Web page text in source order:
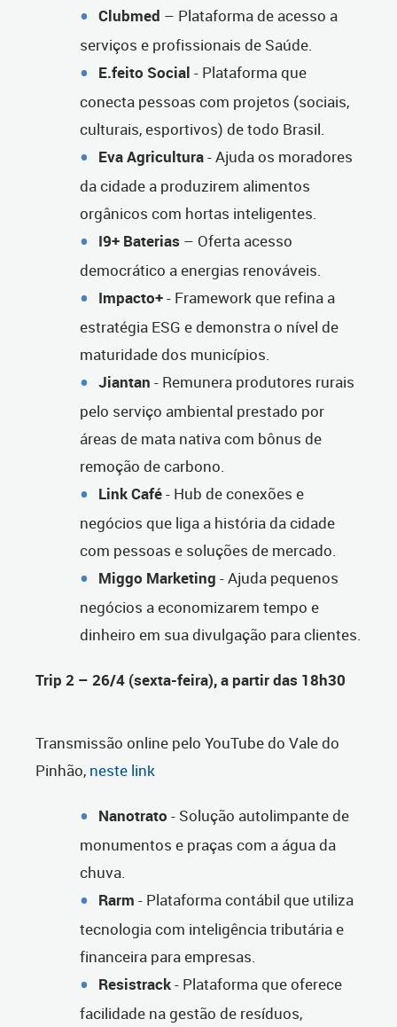
Clubmed – Plataforma de acesso a
serviços e profissionais de Saúde.
E.feito Social - Plataforma que
conecta pessoas com projetos (sociais,
culturais, esportivos) de todo Brasil.
Eva Agricultura- Ajuda os moradores
da cidade a produzirem alimentos
orgânicos com hortas inteligentes.
I9+ Baterias – Oferta acesso
democrático a energias renováveis.
Impacto+- Framework que refina a
estratégia ESG e demonstra o nível de
maturidade dos municípios.
Jiantan - Remunera produtores rurais
pelo serviço ambiental prestado por
áreas de mata nativa com bônus de
remoção de carbono.
Link Café- Hub de conexões e
negócios que liga a história da cidade
com pessoas e soluções de mercado.
Miggo Marketing - Ajuda pequenos
negócios a economizarem tempo e
dinheiro em sua divulgação para clientes.
Trip 2 – 26/4 (sexta-feira), a partir das 18h30
Transmissão online pelo YouTube do Vale do
Pinhão, neste link
Nanotrato - Solução autolimpante de
monumentos e praças com a água da
chuva.
Rarm - Plataforma contábil que utiliza
tecnologia com inteligência tributária e
financeira para empresas.
Resistrack- Plataforma que oferece
facilidade na gestão de resíduos,